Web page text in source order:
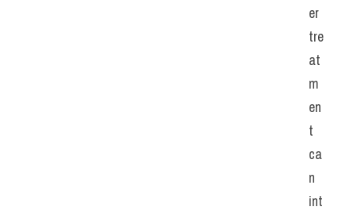
er
tre
at
m
en
t
ca
n
int